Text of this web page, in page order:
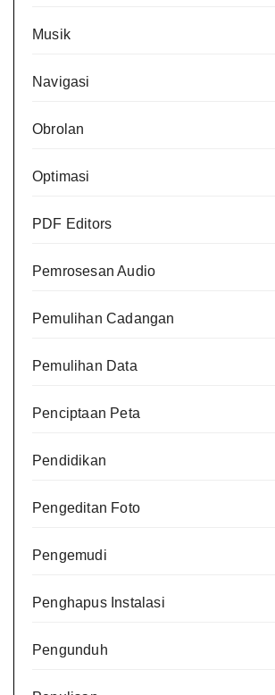
Musik
Navigasi
Obrolan
Optimasi
PDF Editors
Pemrosesan Audio
Pemulihan Cadangan
Pemulihan Data
Penciptaan Peta
Pendidikan
Pengeditan Foto
Pengemudi
Penghapus Instalasi
Pengunduh